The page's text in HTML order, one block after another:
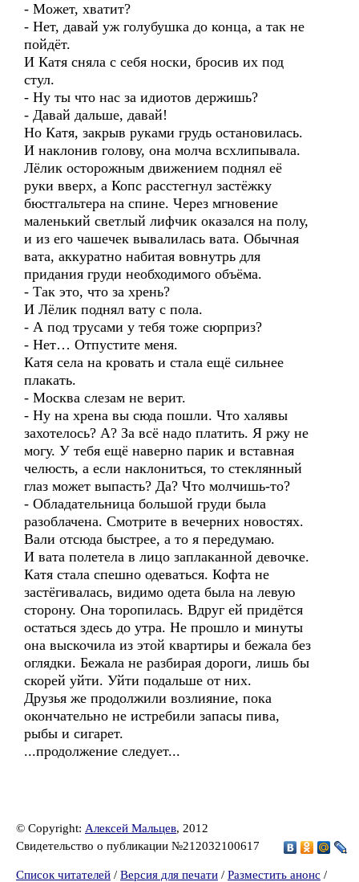
- Может, хватит?
- Нет, давай уж голубушка до конца, а так не
пойдёт.
И Катя сняла с себя носки, бросив их под
стул.
- Ну ты что нас за идиотов держишь?
- Давай дальше, давай!
Но Катя, закрыв руками грудь остановилась.
И наклонив голову, она молча всхлипывала.
Лёлик осторожным движением поднял её
руки вверх, а Копс расстегнул застёжку
бюстгальтера на спине. Через мгновение
маленький светлый лифчик оказался на полу,
и из его чашечек вывалилась вата. Обычная
вата, аккуратно набитая вовнутрь для
придания груди необходимого объёма.
- Так это, что за хрень?
И Лёлик поднял вату с пола.
- А под трусами у тебя тоже сюрприз?
- Нет… Отпустите меня.
Катя села на кровать и стала ещё сильнее
плакать.
- Москва слезам не верит.
- Ну на хрена вы сюда пошли. Что халявы
захотелось? А? За всё надо платить. Я ржу не
могу. У тебя ещё наверно парик и вставная
челюсть, а если наклониться, то стеклянный
глаз может выпасть? Да? Что молчишь-то?
- Обладательница большой груди была
разоблачена. Смотрите в вечерних новостях.
Вали отсюда быстрее, а то я передумаю.
И вата полетела в лицо заплаканной девочке.
Катя стала спешно одеваться. Кофта не
застёгивалась, видимо одета была на левую
сторону. Она торопилась. Вдруг ей придётся
остаться здесь до утра. Не прошло и минуты
она выскочила из этой квартиры и бежала без
оглядки. Бежала не разбирая дороги, лишь бы
скорей уйти. Уйти подальше от них.
Друзья же продолжили возлияние, пока
окончательно не истребили запасы пива,
рыбы и сигарет.
...продолжение следует...
© Copyright: Алексей Мальцев, 2012
Свидетельство о публикации №212032100617
Список читателей / Версия для печати / Разместить анонс /